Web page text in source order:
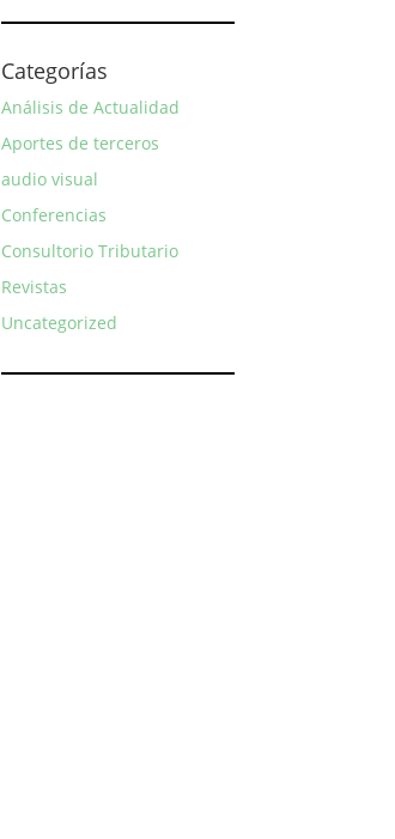
Categorías
Análisis de Actualidad
Aportes de terceros
audio visual
Conferencias
Consultorio Tributario
Revistas
Uncategorized